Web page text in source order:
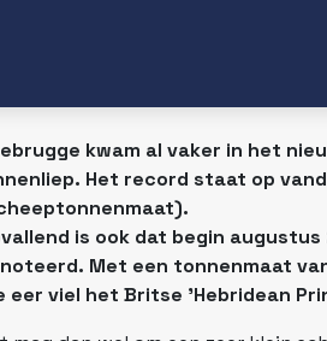
kwam al vaker in het
Het record staat op
is ook dat begin
Met een tonnenmaat
eer viel het Britse 'Hebridean